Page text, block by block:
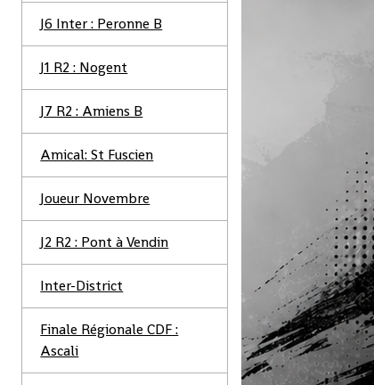
J6 Inter : Peronne B
J1 R2 : Nogent
J7 R2 : Amiens B
Amical: St Fuscien
Joueur Novembre
J2 R2 : Pont à Vendin
Inter-District
Finale Régionale CDF :
Ascali